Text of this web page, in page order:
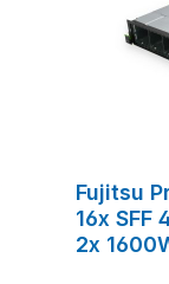
Fujitsu
16x SFF
2x